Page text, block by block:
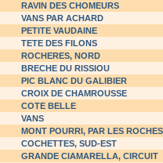
RAVIN DES CHOMEURS
VANS PAR ACHARD
PETITE VAUDAINE
TETE DES FILONS
ROCHERES, NORD
BRECHE DU RISSIOU
PIC BLANC DU GALIBIER
CROIX DE CHAMROUSSE
COTE BELLE
VANS
MONT POURRI, PAR LES ROCHES
COCHETTES, SUD-EST
GRANDE CIAMARELLA, CIRCUIT